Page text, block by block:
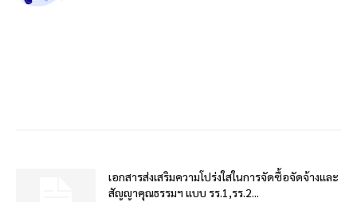
เอกสารส่งเสริมความโปร่งใสในการจัดซื้อจัดจ้างและ
สัญญาคุณธรรมฯ แบบ รร.1,รร.2...